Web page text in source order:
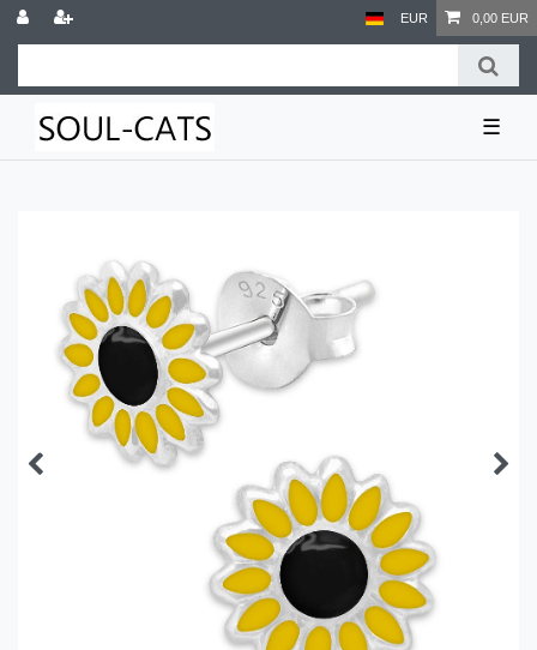
EUR 0,00 EUR
☰